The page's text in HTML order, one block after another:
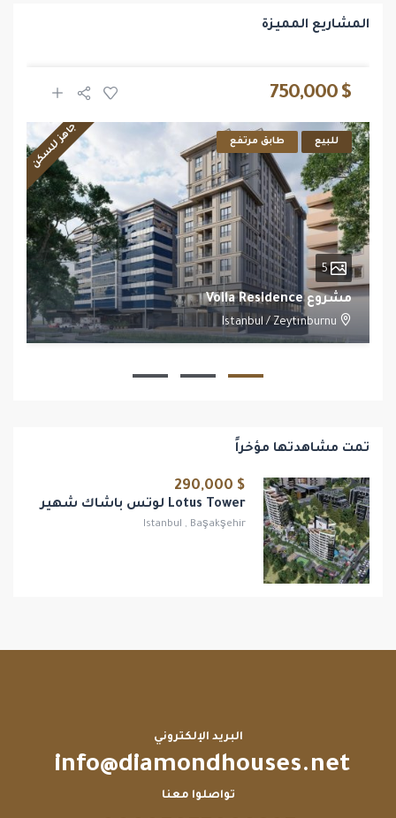
المشاريع المميزة
$ 750,000
للبيع طابق مرتفع جاهز للسكن
5
مشروع Voila Residence
Istanbul / Zeytınburnu
تمت مشاهدتها مؤخراً
$ 290,000
Lotus Tower لوتس باشاك شهير
Istanbul , Başakşehir
البريد الإلكتروني
info@diamondhouses.net
تواصلوا معنا